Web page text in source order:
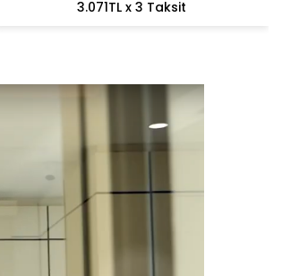
3.071TL x 3 Taksit